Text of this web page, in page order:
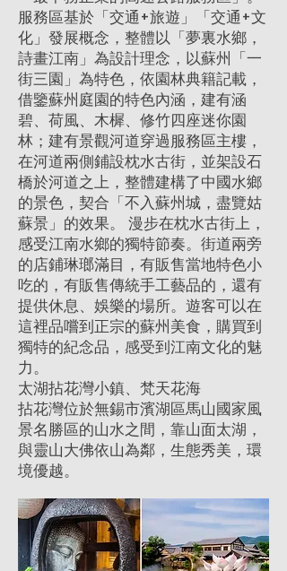
服務區基於「交通+旅遊」「交通+文
化」發展概念，整體以「夢裏水鄉，
詩畫江南」為設計理念，以蘇州「一
街三園」為特色，依園林典籍記載，
借鑒蘇州庭園的特色內涵，建有涵
碧、荷風、木樨、修竹四座迷你園
林；建有景觀河道穿過服務區主樓，
在河道兩側鋪設枕水古街，並架設石
橋於河道之上，整體建構了中國水鄉
的景色，契合「不入蘇州城，盡覽姑
蘇景」的效果。 漫步在枕水古街上，
感受江南水鄉的獨特節奏。街道兩旁
的店鋪琳瑯滿目，有販售當地特色小
吃的，有販售傳統手工藝品的，還有
提供休息、娛樂的場所。遊客可以在
這裡品嚐到正宗的蘇州美食，購買到
獨特的紀念品，感受到江南文化的魅
力。
太湖拈花灣小鎮、梵天花海
拈花灣位於無錫市濱湖區馬山國家風
景名勝區的山水之間，靠山面太湖，
與靈山大佛依山為鄰，生態秀美，環
境優越。